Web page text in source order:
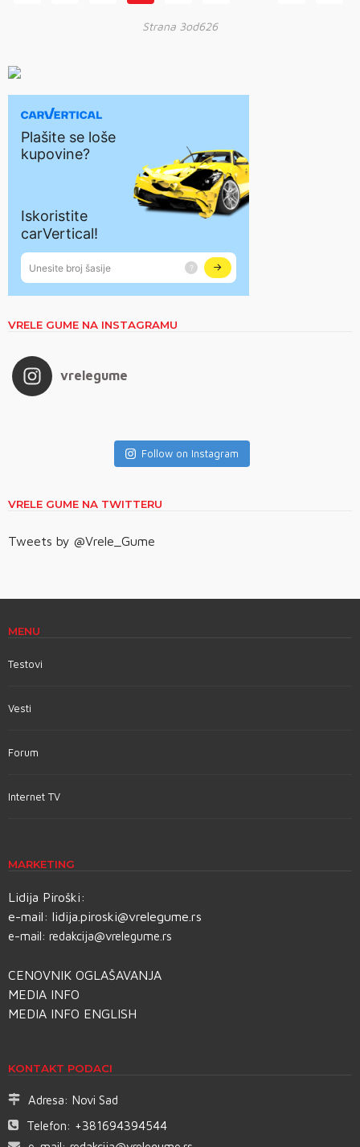
Strana 3od626
VRELE GUME NA INSTAGRAMU
vrelegume
Follow on Instagram
VRELE GUME NA TWITTERU
Tweets by @Vrele_Gume
MENU
Testovi
Vesti
Forum
Internet TV
MARKETING
Lidija Piroški:
e-mail: lidija.piroski@vrelegume.rs
e-mail: redakcija@vrelegume.rs
CENOVNIK OGLAŠAVANJA
MEDIA INFO
MEDIA INFO ENGLISH
KONTAKT PODACI
Adresa: Novi Sad
Telefon: +381694394544